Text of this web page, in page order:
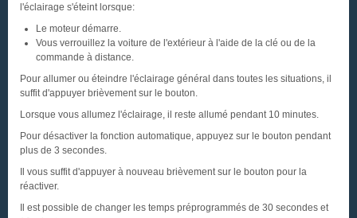
l'éclairage s'éteint lorsque:
Le moteur démarre.
Vous verrouillez la voiture de l'extérieur à l'aide de la clé ou de la
commande à distance.
Pour allumer ou éteindre l'éclairage général dans toutes les situations, il
suffit d'appuyer brièvement sur le bouton.
Lorsque vous allumez l'éclairage, il reste allumé pendant 10 minutes.
Pour désactiver la fonction automatique, appuyez sur le bouton pendant
plus de 3 secondes.
Il vous suffit d'appuyer à nouveau brièvement sur le bouton pour la
réactiver.
Il est possible de changer les temps préprogrammés de 30 secondes et